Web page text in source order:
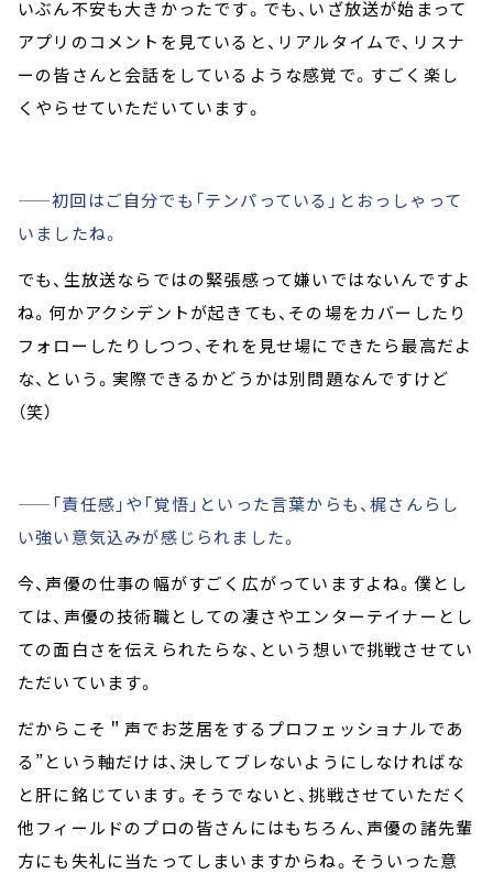
いぶん不安も大きかったです。でも、いざ放送が始まって
アプリのコメントを見ていると、リアルタイムで、リスナ
ーの皆さんと会話をしているような感覚で。すごく楽し
くやらせていただいています。
——初回はご自分でも「テンパっている」とおっしゃって
いましたね。
でも、生放送ならではの緊張感って嫌いではないんですよ
ね。何かアクシデントが起きても、その場をカバーしたり
フォローしたりしつつ、それを見せ場にできたら最高だよ
な、という。実際できるかどうかは別問題なんですけど
（笑）
——「責任感」や「覚悟」といった言葉からも、梶さんらし
い強い意気込みが感じられました。
今、声優の仕事の幅がすごく広がっていますよね。僕とし
ては、声優の技術職としての凄さやエンターテイナーとし
ての面白さを伝えられたらな、という想いで挑戦させてい
ただいています。
だからこそ＂声でお芝居をするプロフェッショナルであ
る”という軸だけは、決してブレないようにしなければな
と肝に銘じています。そうでないと、挑戦させていただく
他フィールドのプロの皆さんにはもちろん、声優の諸先輩
方にも失礼に当たってしまいますからね。そういった意